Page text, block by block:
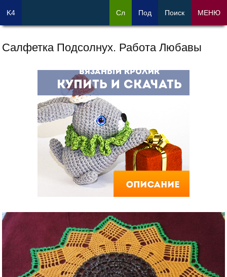
Салфетка Подсолнух. Работа Любавы
K4 Сл Под Поиск МЕНЮ